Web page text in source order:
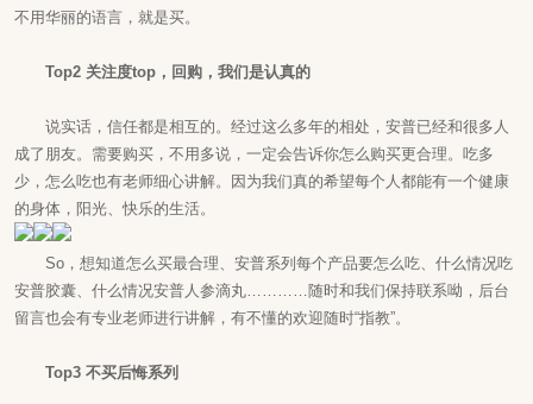
不用华丽的语言，就是买。
Top2 关注度top，回购，我们是认真的
说实话，信任都是相互的。经过这么多年的相处，安普已经和很多人
成了朋友。需要购买，不用多说，一定会告诉你怎么购买更合理。吃多
少，怎么吃也有老师细心讲解。因为我们真的希望每个人都能有一个健康
的身体，阳光、快乐的生活。
So，想知道怎么买最合理、安普系列每个产品要怎么吃、什么情况吃
安普胶囊、什么情况安普人参滴丸…………随时和我们保持联系呦，后台
留言也会有专业老师进行讲解，有不懂的欢迎随时“指教”。
Top3 不买后悔系列